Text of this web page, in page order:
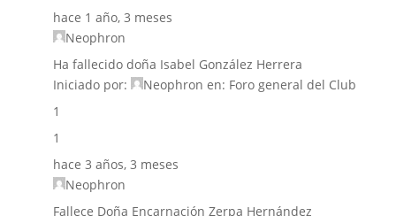
hace 1 año, 3 meses
Neophron
Ha fallecido doña Isabel González Herrera
Iniciado por:
Neophron en: Foro general del Club
1
1
hace 3 años, 3 meses
Neophron
Fallece Doña Encarnación Zerpa Hernández